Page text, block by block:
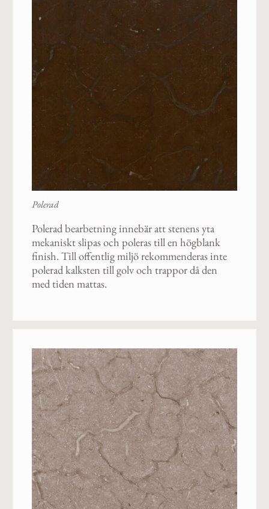
Polerad
Polerad bearbetning innebär att stenens yta
mekaniskt slipas och poleras till en högblank
finish. Till offentlig miljö rekommenderas inte
polerad kalksten till golv och trappor då den
med tiden mattas.